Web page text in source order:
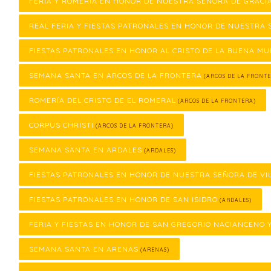
REAL FERIA Y FIESTAS PATRONALES EN HONOR DE NUESTRA
FIESTAS PATRONALES EN HONOR AL CRISTO DE LA BUENA
SEMANA SANTA EN ARCOS DE LA FRONTERA (ARCOS DE LA
ROMERÍA DEL CRISTO DE EL ROMERAL (ARCOS DE LA FRONTERA)
CORPUS CHRISTI (ARCOS DE LA FRONTERA)
SEMANA SANTA EN ARDALES (ARDALES)
FIESTAS PATRONALES EN HONOR DE NUESTRA SEÑORA DE
FIESTAS PATRONALES EN HONOR DE SAN ISIDRO (ARDALES)
FERIA Y FIESTAS EN HONOR DE SAN GREGORIO NACIANCENO
SEMANA SANTA EN ARENAS (ARENAS)